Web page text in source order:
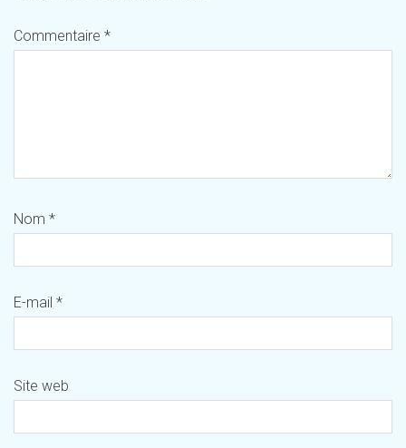
Commentaire *
Nom *
E-mail *
Site web